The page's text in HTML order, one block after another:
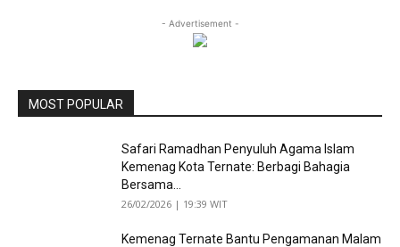
- Advertisement -
MOST POPULAR
Safari Ramadhan Penyuluh Agama Islam
Kemenag Kota Ternate: Berbagi Bahagia
Bersama...
26/02/2026 | 19:39 WIT
Kemenag Ternate Bantu Pengamanan Malam